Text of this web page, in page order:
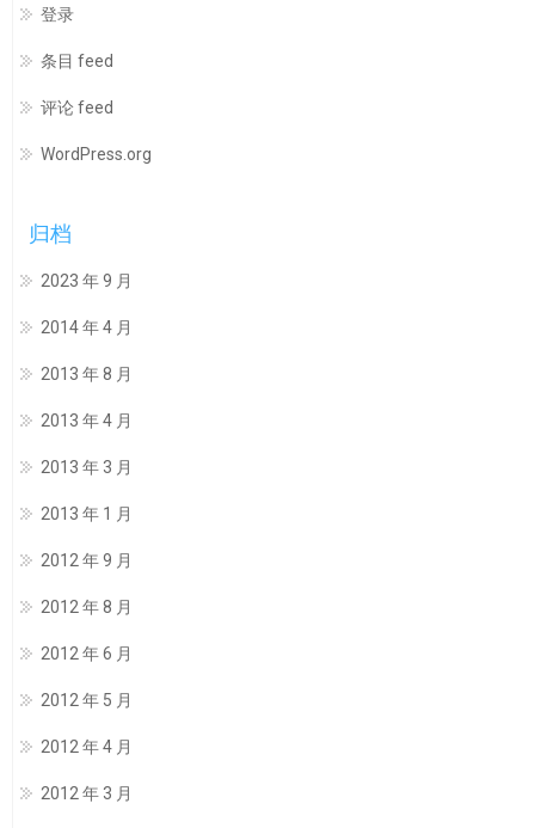
登录
条目 feed
评论 feed
WordPress.org
归档
2023 年 9 月
2014 年 4 月
2013 年 8 月
2013 年 4 月
2013 年 3 月
2013 年 1 月
2012 年 9 月
2012 年 8 月
2012 年 6 月
2012 年 5 月
2012 年 4 月
2012 年 3 月